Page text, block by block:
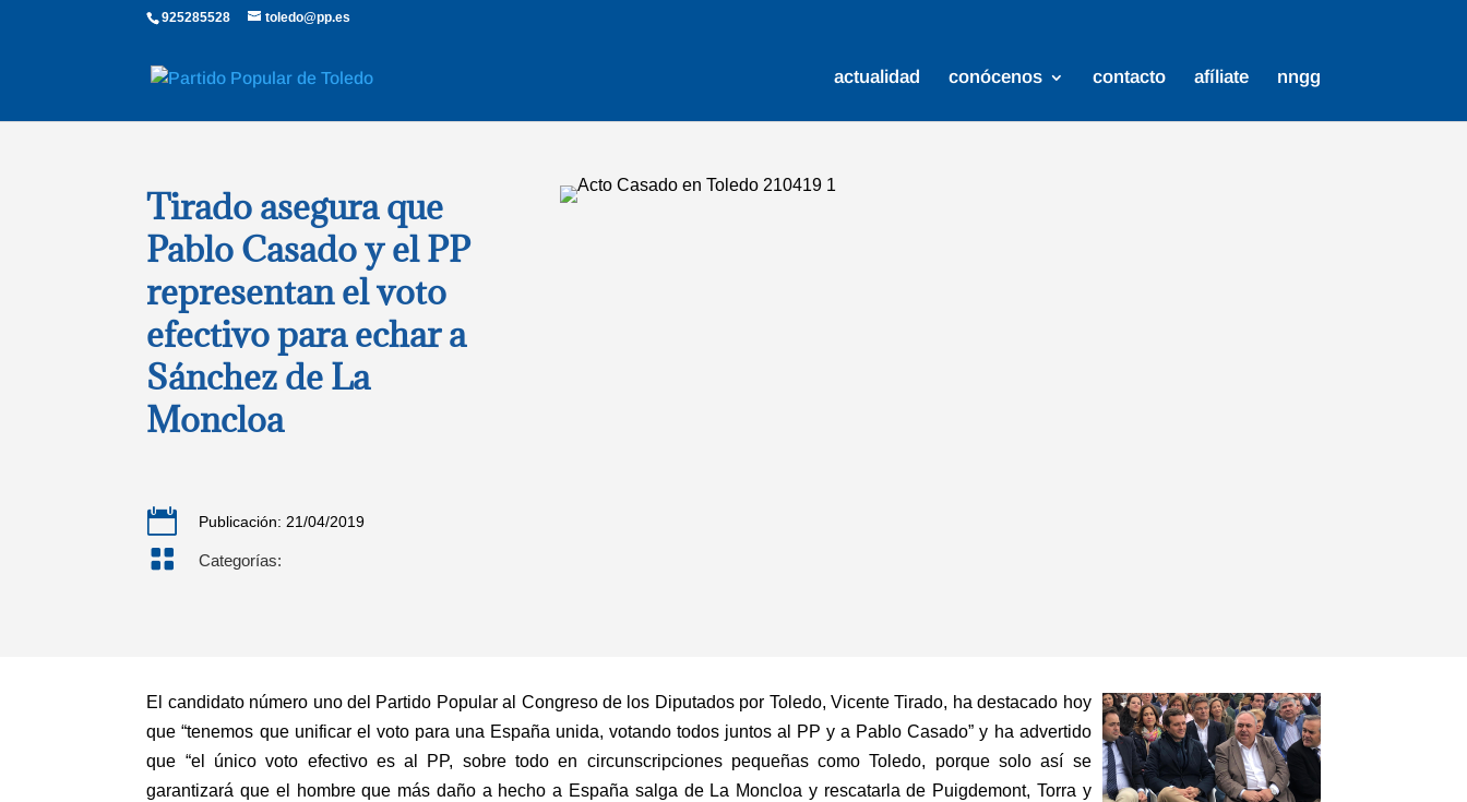
925285528 toledo@pp.es
actualidad conócenos contacto afíliate nngg
Tirado asegura que
Pablo Casado y el PP
representan el voto
efectivo para echar a
Sánchez de La
Moncloa
 Publicación: 21/04/2019
 Categorías:
El candidato número uno del Partido Popular al Congreso de los Diputados por Toledo, Vicente Tirado, ha destacado hoy
que “tenemos que unificar el voto para una España unida, votando todos juntos al PP y a Pablo Casado” y ha advertido
que “el único voto efectivo es al PP, sobre todo en circunscripciones pequeñas como Toledo, porque solo así se
garantizará que el hombre que más daño a hecho a España salga de La Moncloa y rescatarla de Puigdemont, Torra y